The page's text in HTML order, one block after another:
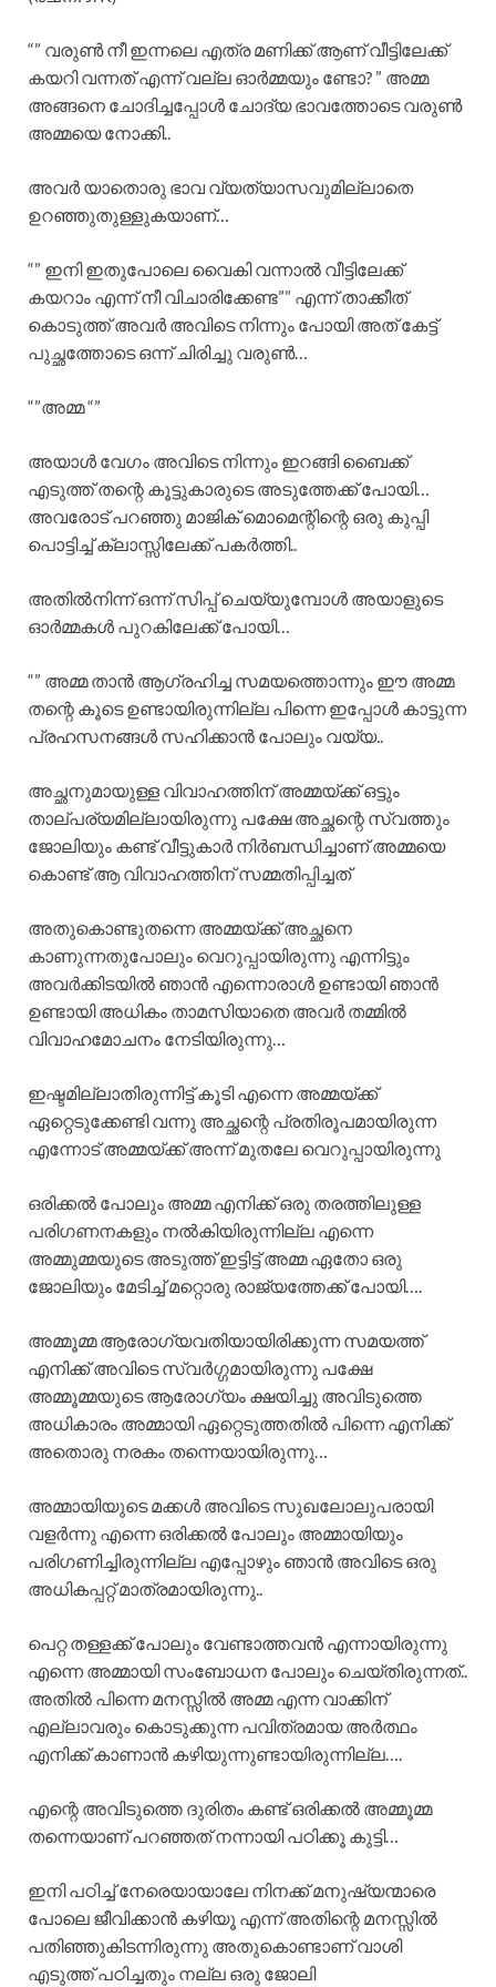
“” വരുൺ നീ ഇന്നലെ എത്ര മണിക്ക് ആണ് വീട്ടിലേക്ക്
കയറി വന്നത് എന്ന് വല്ല ഓർമ്മയും ണ്ടോ? ” അമ്മ
അങ്ങനെ ചോദിച്ചപ്പോൾ ചോദ്യ ഭാവത്തോടെ വരുൺ
അമ്മയെ നോക്കി..
അവർ യാതൊരു ഭാവ വ്യത്യാസവുമില്ലാതെ
ഉറഞ്ഞുതുള്ളുകയാണ്…
“” ഇനി ഇതുപോലെ വൈകി വന്നാൽ വീട്ടിലേക്ക്
കയറാം എന്ന് നീ വിചാരിക്കേണ്ട”” എന്ന് താക്കീത്
കൊടുത്ത് അവർ അവിടെ നിന്നും പോയി അത് കേട്ട്
പുച്ഛത്തോടെ ഒന്ന് ചിരിച്ചു വരുൺ…
“”അമ്മ “”
അയാൾ വേഗം അവിടെ നിന്നും ഇറങ്ങി ബൈക്ക്
എടുത്ത് തന്റെ കൂട്ടുകാരുടെ അടുത്തേക്ക് പോയി…
അവരോട് പറഞ്ഞു മാജിക് മൊമെന്റിന്റെ ഒരു കുപ്പി
പൊട്ടിച്ച് ക്ലാസ്സിലേക്ക് പകർത്തി..
അതിൽനിന്ന് ഒന്ന് സിപ്പ് ചെയ്യുമ്പോൾ അയാളുടെ
ഓർമ്മകൾ പുറകിലേക്ക് പോയി…
“” അമ്മ താൻ ആഗ്രഹിച്ച സമയത്തൊന്നും ഈ അമ്മ
തന്റെ കൂടെ ഉണ്ടായിരുന്നില്ല പിന്നെ ഇപ്പോൾ കാട്ടുന്ന
പ്രഹസനങ്ങൾ സഹിക്കാൻ പോലും വയ്യ..
അച്ഛനുമായുള്ള വിവാഹത്തിന് അമ്മയ്ക്ക് ഒട്ടും
താല്പര്യമില്ലായിരുന്നു പക്ഷേ അച്ഛന്റെ സ്വത്തും
ജോലിയും കണ്ട് വീട്ടുകാർ നിർബന്ധിച്ചാണ് അമ്മയെ
കൊണ്ട് ആ വിവാഹത്തിന് സമ്മതിപ്പിച്ചത്
അതുകൊണ്ടുതന്നെ അമ്മയ്ക്ക് അച്ഛനെ
കാണുന്നതുപോലും വെറുപ്പായിരുന്നു എന്നിട്ടും
അവർക്കിടയിൽ ഞാൻ എന്നൊരാൾ ഉണ്ടായി ഞാൻ
ഉണ്ടായി അധികം താമസിയാതെ അവർ തമ്മിൽ
വിവാഹമോചനം നേടിയിരുന്നു…
ഇഷ്ടമില്ലാതിരുന്നിട്ട് കൂടി എന്നെ അമ്മയ്ക്ക്
ഏറ്റെടുക്കേണ്ടി വന്നു അച്ഛന്റെ പ്രതിരൂപമായിരുന്ന
എന്നോട് അമ്മയ്ക്ക് അന്ന് മുതലേ വെറുപ്പായിരുന്നു
ഒരിക്കൽ പോലും അമ്മ എനിക്ക് ഒരു തരത്തിലുള്ള
പരിഗണനകളും നൽകിയിരുന്നില്ല എന്നെ
അമ്മുമ്മയുടെ അടുത്ത് ഇട്ടിട്ട് അമ്മ ഏതോ ഒരു
ജോലിയും മേടിച്ച് മറ്റൊരു രാജ്യത്തേക്ക് പോയി….
അമ്മൂമ്മ ആരോഗ്യവതിയായിരിക്കുന്ന സമയത്ത്
എനിക്ക് അവിടെ സ്വർഗ്ഗമായിരുന്നു പക്ഷേ
അമ്മൂമ്മയുടെ ആരോഗ്യം ക്ഷയിച്ചു അവിടുത്തെ
അധികാരം അമ്മായി ഏറ്റെടുത്തതിൽ പിന്നെ എനിക്ക്
അതൊരു നരകം തന്നെയായിരുന്നു…
അമ്മായിയുടെ മക്കൾ അവിടെ സുഖലോലുപരായി
വളർന്നു എന്നെ ഒരിക്കൽ പോലും അമ്മായിയും
പരിഗണിച്ചിരുന്നില്ല എപ്പോഴും ഞാൻ അവിടെ ഒരു
അധികപ്പറ്റ് മാത്രമായിരുന്നു..
പെറ്റ തള്ളക്ക് പോലും വേണ്ടാത്തവൻ എന്നായിരുന്നു
എന്നെ അമ്മായി സംബോധന പോലും ചെയ്തിരുന്നത്..
അതിൽ പിന്നെ മനസ്സിൽ അമ്മ എന്ന വാക്കിന്
എല്ലാവരും കൊടുക്കുന്ന പവിത്രമായ അർത്ഥം
എനിക്ക് കാണാൻ കഴിയുന്നുണ്ടായിരുന്നില്ല….
എന്റെ അവിടുത്തെ ദുരിതം കണ്ട് ഒരിക്കൽ അമ്മൂമ്മ
തന്നെയാണ് പറഞ്ഞത് നന്നായി പഠിക്കൂ കുട്ടി…
ഇനി പഠിച്ച് നേരെയായാലേ നിനക്ക് മനുഷ്യന്മാരെ
പോലെ ജീവിക്കാൻ കഴിയൂ എന്ന് അതിന്റെ മനസ്സിൽ
പതിഞ്ഞുകിടന്നിരുന്നു അതുകൊണ്ടാണ് വാശി
എടുത്ത് പഠിച്ചതും നല്ല ഒരു ജോലി